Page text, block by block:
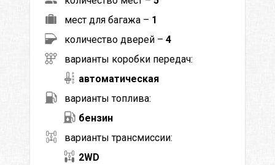
мест для багажа – 1
количество дверей – 4
варианты коробки передач:
автоматическая
варианты топлива:
бензин
варианты трансмиссии:
2WD